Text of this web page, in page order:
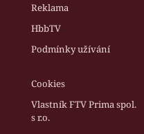
Reklama
HbbTV
Podmínky užívání
Cookies
Vlastník FTV Prima spol.
s r.o.